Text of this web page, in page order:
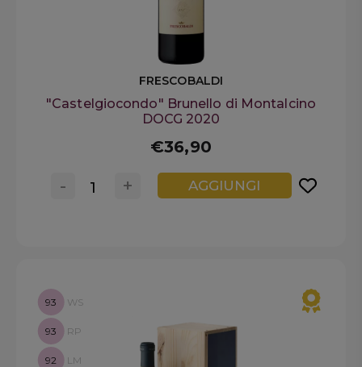
FRESCOBALDI
"Castelgiocondo" Brunello di Montalcino
DOCG 2020
€36,90
+
- AGGIUNGI
93 WS
93 RP
92 LM